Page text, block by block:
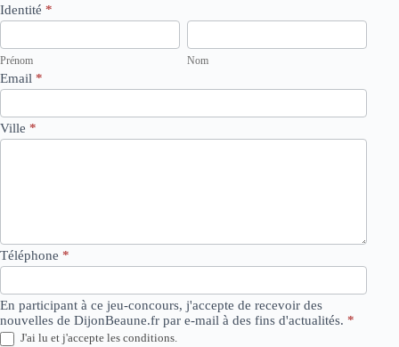
Concours
Saint-
tournante
2026
Identité *
Prénom
Prénom
Nom
Nom
Email *
Ville *
Téléphone *
En participant à ce jeu-concours, j'accepte de recevoir des
nouvelles de DijonBeaune.fr par e-mail à des fins d'actualités. *
J'ai lu et j'accepte les conditions.